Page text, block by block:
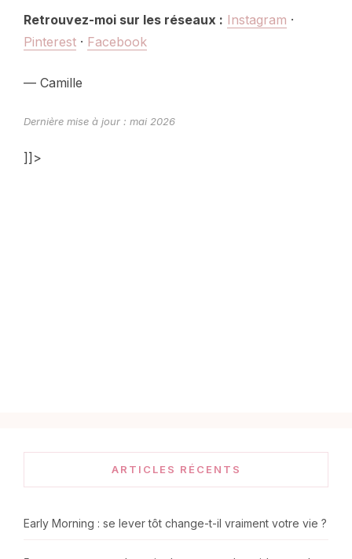
Retrouvez-moi sur les réseaux : Instagram ·
Pinterest · Facebook
— Camille
Dernière mise à jour : mai 2026
]]>
ARTICLES RÉCENTS
Early Morning : se lever tôt change-t-il vraiment votre vie ?